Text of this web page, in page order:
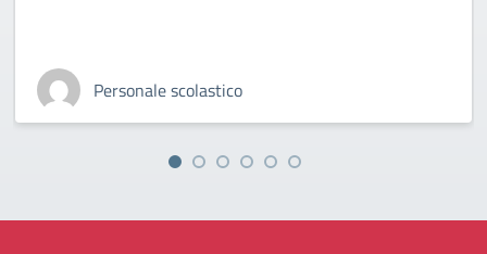
Personale scolastico